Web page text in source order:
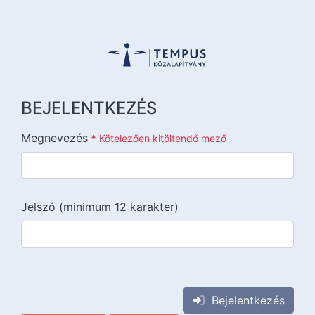
BEJELENTKEZÉS
Megnevezés * Kötelezően kitöltendő mező
Jelszó (minimum 12 karakter)
Bejelentkezés